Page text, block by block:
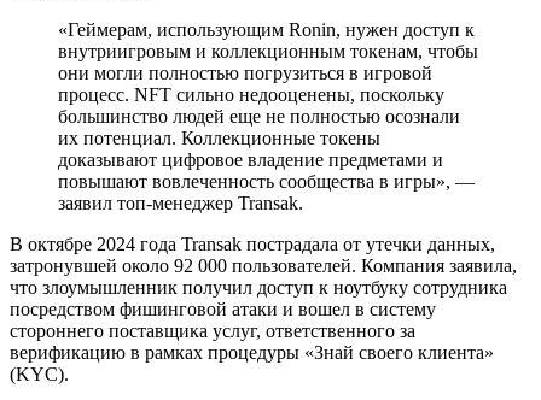
«Геймерам, использующим Ronin, нужен доступ к
внутриигровым и коллекционным токенам, чтобы
они могли полностью погрузиться в игровой
процесс. NFT сильно недооценены, поскольку
большинство людей еще не полностью осознали
их потенциал. Коллекционные токены
доказывают цифровое владение предметами и
повышают вовлеченность сообщества в игры», —
заявил топ-менеджер Transak.
В октябре 2024 года Transak пострадала от утечки данных,
затронувшей около 92 000 пользователей. Компания заявила,
что злоумышленник получил доступ к ноутбуку сотрудника
посредством фишинговой атаки и вошел в систему
стороннего поставщика услуг, ответственного за
верификацию в рамках процедуры «Знай своего клиента»
(KYC).